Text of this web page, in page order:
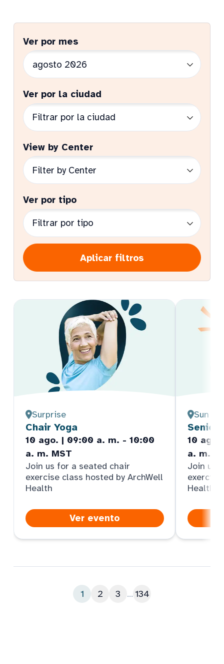
Ver por mes
Ver por la ciudad
View by Center
Ver por tipo
Aplicar filtros
Surprise
Chair Yoga
10 ago. | 09:00 a. m. - 10:00
a. m. MST
Join us for a seated chair
exercise class hosted by ArchWell
Health
Ver evento
Sun
Senior
10
a. m.
Join us
Health
1 2 3 ... 134